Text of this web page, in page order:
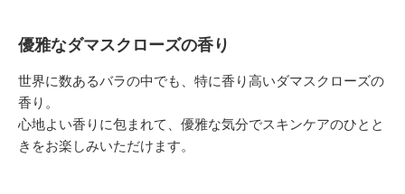
優雅なダマスクローズの香り
世界に数あるバラの中でも、特に香り高いダマスクローズの
香り。
心地よい香りに包まれて、優雅な気分でスキンケアのひとと
きをお楽しみいただけます。